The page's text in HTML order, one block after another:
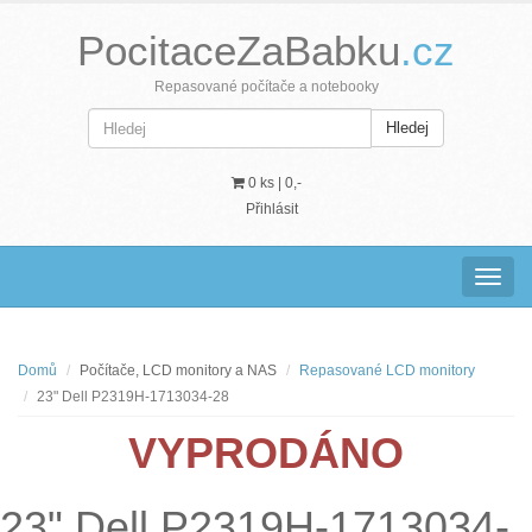
PocitaceZaBabku.cz
Repasované počítače a notebooky
Hledej
0 ks | 0,-
Přihlásit
Domů Počítače, LCD monitory a NAS
Repasované LCD monitory
23" Dell P2319H-1713034-28
VYPRODÁNO